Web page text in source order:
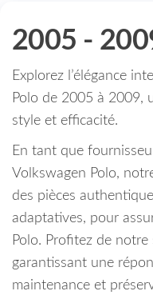
2005 -
Explorez l’élégance
Polo de 2005 à 2009,
style et efficacité.
En tant que
Volkswagen Polo,
des pièces
adaptatives, pour
Polo. Profitez de notre
garantissant une
maintenance et